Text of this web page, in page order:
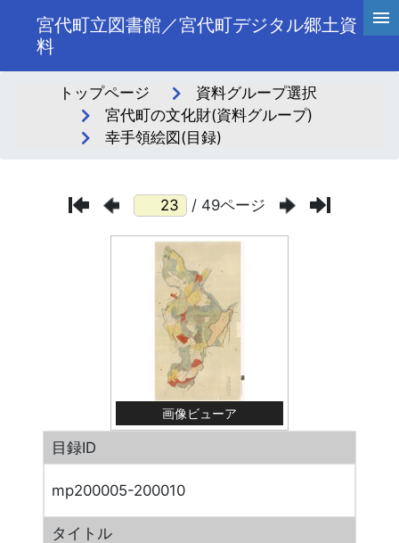
宮代町立図書館／宮代町デジタル郷土資
料
トップページ
資料グループ選択
宮代町の文化財(資料グループ)
幸手領絵図(目録)
/ 49ページ
画像ビューア
目録ID
mp200005-200010
タイトル